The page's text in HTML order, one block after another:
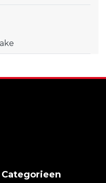
Categorieen